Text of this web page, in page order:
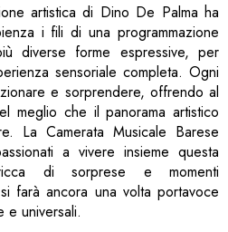
artistica di Dino De Palma ha
i fili di una programmazione
diverse forme espressive, per
sensoriale completa. Ogni
e sorprendere, offrendo al
meglio che il panorama artistico
La Camerata Musicale Barese
a vivere insieme questa
di sorprese e momenti
farà ancora una volta portavoce
e universali.